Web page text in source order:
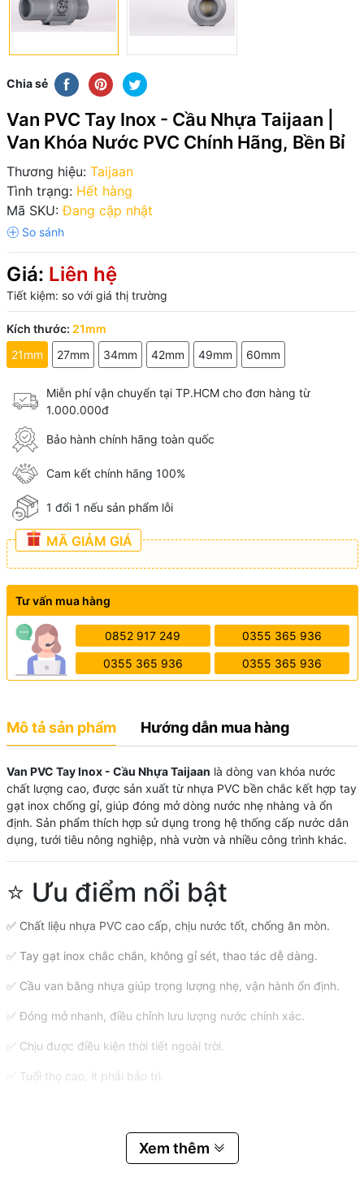
Chia sẻ
Van PVC Tay Inox - Cầu Nhựa Taijaan |
Van Khóa Nước PVC Chính Hãng, Bền Bỉ
Thương hiệu: Taijaan
Tình trạng: Hết hàng
Mã SKU: Đang cập nhật
Giá: Liên hệ
Tiết kiệm: so với giá thị trường
Kích thước: 21mm
21mm
27mm 34mm 42mm 49mm 60mm
Miễn phí vận chuyển tại TP.HCM cho đơn hàng từ
1.000.000đ
Bảo hành chính hãng toàn quốc
Cam kết chính hãng 100%
1 đổi 1 nếu sản phẩm lỗi
MÃ GIẢM GIÁ
Tư vấn mua hàng
0852 917 249 0355 365 936
0355 365 936 0355 365 936
Mô tả sản phẩm Hướng dẫn mua hàng
Van PVC Tay Inox - Cầu Nhựa Taijaan là dòng van khóa nước
chất lượng cao, được sản xuất từ nhựa PVC bền chắc kết hợp tay
gạt inox chống gỉ, giúp đóng mở dòng nước nhẹ nhàng và ổn
định. Sản phẩm thích hợp sử dụng trong hệ thống cấp nước dân
dụng, tưới tiêu nông nghiệp, nhà vườn và nhiều công trình khác.
⭐ Ưu điểm nổi bật
✅ Chất liệu nhựa PVC cao cấp, chịu nước tốt, chống ăn mòn.
✅ Tay gạt inox chắc chắn, không gỉ sét, thao tác dễ dàng.
✅ Cầu van bằng nhựa giúp trọng lượng nhẹ, vận hành ổn định.
✅ Đóng mở nhanh, điều chỉnh lưu lượng nước chính xác.
✅ Chịu được điều kiện thời tiết ngoài trời.
✅ Tuổi thọ cao, ít phải bảo trì.
📌 Công dụng
💧 Điều chỉnh và khóa mở lưu lượng nước trong hệ thống cấp
Xem thêm